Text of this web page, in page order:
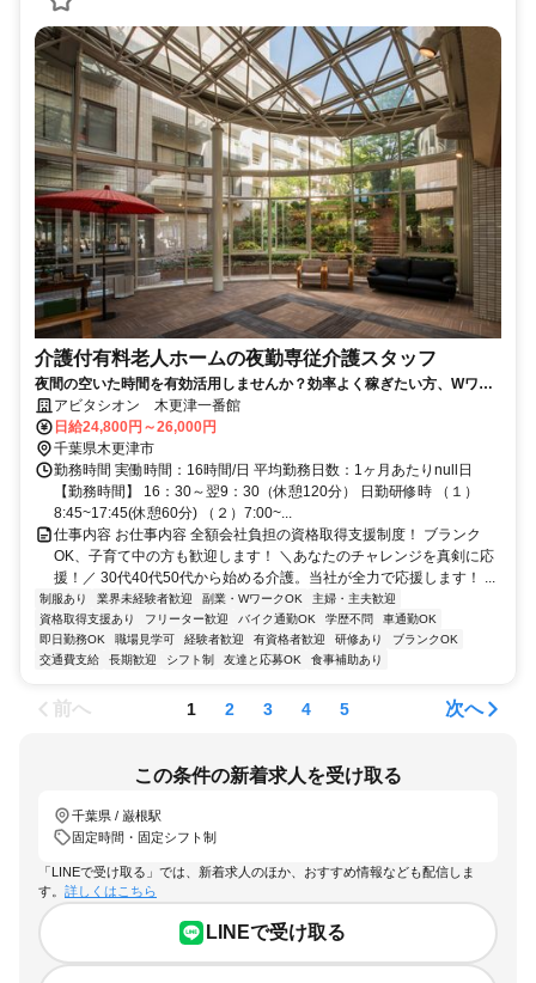
介護付有料老人ホームの夜勤専従介護スタッフ
夜間の空いた時間を有効活用しませんか？効率よく稼ぎたい方、Wワー
ク希望の方にもおススメ◎
アビタシオン 木更津一番館
日給24,800円～26,000円
千葉県木更津市
勤務時間 実働時間：16時間/日 平均勤務日数：1ヶ月あたりnull日
【勤務時間】 16：30～翌9：30（休憩120分） 日勤研修時 （１）
8:45~17:45(休憩60分) （２）7:00~...
仕事内容 お仕事内容 全額会社負担の資格取得支援制度！ ブランク
OK、子育て中の方も歓迎します！ ＼あなたのチャレンジを真剣に応
援！／ 30代40代50代から始める介護。当社が全力で応援します！ ...
制服あり 業界未経験者歓迎 副業・WワークOK
主婦・主夫歓迎
資格取得支援あり
フリーター歓迎 バイク通勤OK 学歴不問
車通勤OK
即日勤務OK
職場見学可 経験者歓迎 有資格者歓迎 研修あり
ブランクOK
交通費支給
長期歓迎 シフト制 友達と応募OK 食事補助あり
前へ 1 2 3 4 5 次へ
この条件の新着求人を受け取る
千葉県 / 巌根駅
固定時間・固定シフト制
「LINEで受け取る」では、新着求人のほか、おすすめ情報なども配信しま
す。 詳しくはこちら
LINEで受け取る